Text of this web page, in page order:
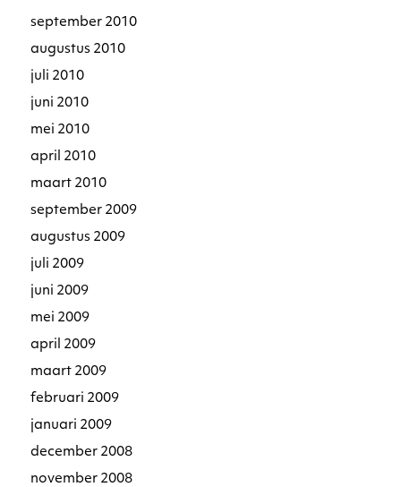
september 2010
augustus 2010
juli 2010
juni 2010
mei 2010
april 2010
maart 2010
september 2009
augustus 2009
juli 2009
juni 2009
mei 2009
april 2009
maart 2009
februari 2009
januari 2009
december 2008
november 2008